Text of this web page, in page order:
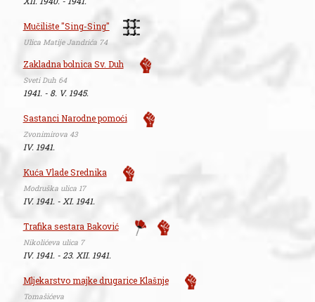
Mučilište "Sing-Sing"
Ulica Matije Jandrića 74
Zakladna bolnica Sv. Duh
Sveti Duh 64
1941. - 8. V. 1945.
Sastanci Narodne pomoći
Zvonimirova 43
IV. 1941.
Kuća Vlade Srednika
Modruška ulica 17
IV. 1941. - XI. 1941.
Trafika sestara Baković
Nikolićeva ulica 7
IV. 1941. - 23. XII. 1941.
Mljekarstvo majke drugarice Klašnje
Tomašićeva